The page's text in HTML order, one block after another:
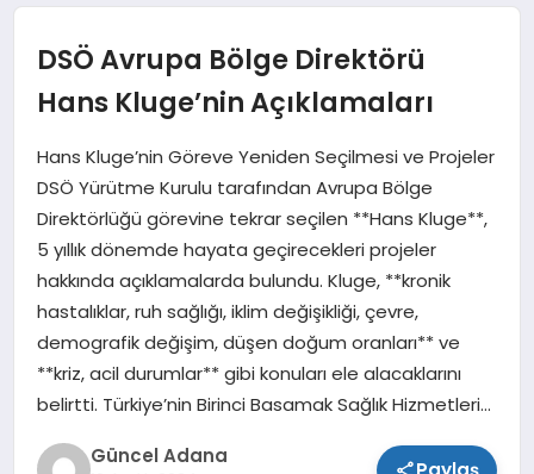
YAŞAM
MAGAZIN
DSÖ Avrupa Bölge Direktörü
Hans Kluge’nin Açıklamaları
Hans Kluge’nin Göreve Yeniden Seçilmesi ve Projeler
DSÖ Yürütme Kurulu tarafından Avrupa Bölge
Direktörlüğü görevine tekrar seçilen **Hans Kluge**,
5 yıllık dönemde hayata geçirecekleri projeler
hakkında açıklamalarda bulundu. Kluge, **kronik
hastalıklar, ruh sağlığı, iklim değişikliği, çevre,
demografik değişim, düşen doğum oranları** ve
**kriz, acil durumlar** gibi konuları ele alacaklarını
belirtti. Türkiye’nin Birinci Basamak Sağlık Hizmetleri…
Güncel Adana